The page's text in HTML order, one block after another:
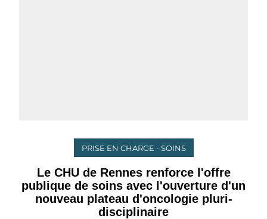
PRISE EN CHARGE - SOINS
Le CHU de Rennes renforce l'offre
publique de soins avec l'ouverture d'un
nouveau plateau d'oncologie pluri-
disciplinaire